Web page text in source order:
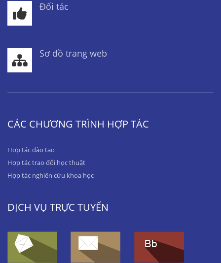
Đối tác
Sơ đồ trang web
CÁC CHƯƠNG TRÌNH HỢP TÁC
Hợp tác đào tạo
Hợp tác trao đổi học thuật
Hợp tác nghiên cứu khoa học
DỊCH VỤ TRỰC TUYẾN